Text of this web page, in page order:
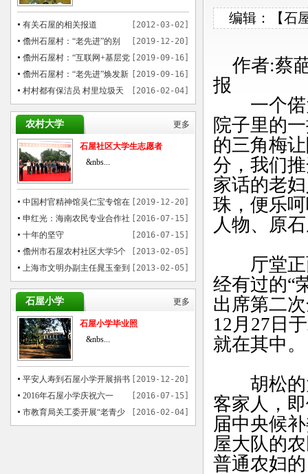
[2012-03-02]
有关石屋的相关报道
[2019-12-20]
儋州石屋村：“老先进”的别
样“穿越”
[2019-09-16]
儋州石屋村：“互联网+基层党
建”模式催热乡村游
[2019-09-16]
儋州石屋村：“老先进”焕发新
魅力
[2016-02-04]
村村都有保洁员 村里垃圾天
天运
更多
农村大学
石屋社区大学生志愿者
&nbs...
[2019-12-20]
中国村官精神馆吴仁宝专馆在
儋州石屋村揭牌
[2016-07-15]
申红光：海南农民专业合作社
贷款的先行者
[2016-07-15]
十年的坚守
[2013-02-05]
儋州市石屋农村社区大学5个
月培训1000多农民
[2013-02-05]
上海市文明办副主任晁玉奎到
儋州市参观考察
更多
石屋小学
石屋小学毕业照
&nbs...
[2019-12-20]
平安人寿到石屋小学开展捐书
活动
[2016-07-15]
2016年石屋小学庆祝六一
[2016-02-04]
市教育局关工委开展“老青少
共画中国梦”书画活动在石屋举行
编辑：【石
作者:蔡
报
一个偌大
院子里的
的三角梅
分，我们
家话的老
珠，便乐
人物、原
厅堂正
经有过的“
出席第二
12月27日
就在其中
胡松的
客家人，
届中央候
屋大队的
普通农妇